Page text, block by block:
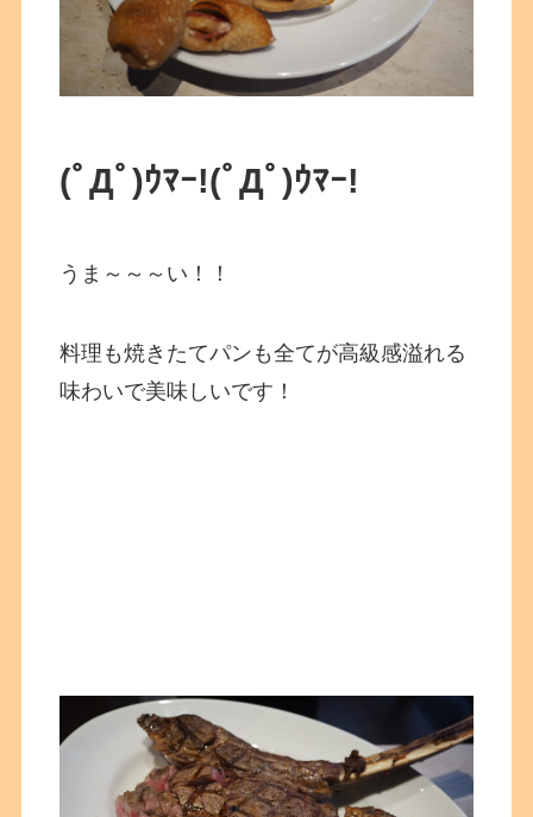
(ﾟДﾟ)ｳﾏｰ!(ﾟДﾟ)ｳﾏｰ!
うま～～～い！！
料理も焼きたてパンも全てが高級感溢れる
味わいで美味しいです！